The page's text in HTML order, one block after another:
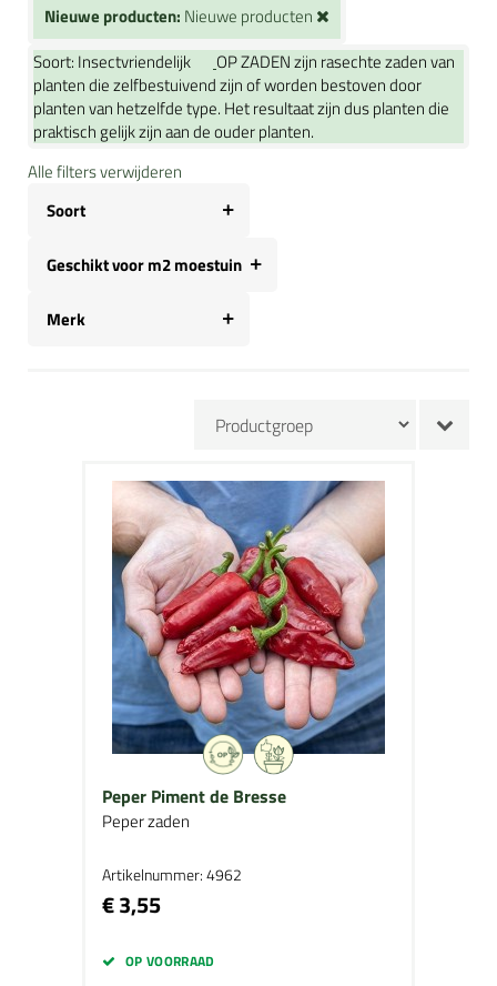
Nieuwe producten: Nieuwe producten
Soort: Insectvriendelijk
OP ZADEN zijn rasechte zaden van
planten die zelfbestuivend zijn of worden bestoven door
planten van hetzelfde type. Het resultaat zijn dus planten die
praktisch gelijk zijn aan de ouder planten.
Alle filters verwijderen
Soort
Geschikt voor m2 moestuin
Merk
Peper Piment de Bresse
Peper zaden
Artikelnummer: 4962
€ 3,55
OP VOORRAAD